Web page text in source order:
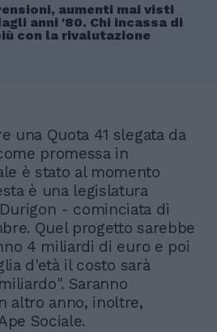
aumenti mai visti
anni '80. Chi incassa di
con la rivalutazione
una Quota 41 slegata da
promessa in
è stato al momento
è una legislatura
- cominciata di
Quel progetto sarebbe
4 miliardi di euro e poi
d'età il costo sarà
Saranno
altro anno, inoltre,
Sociale.